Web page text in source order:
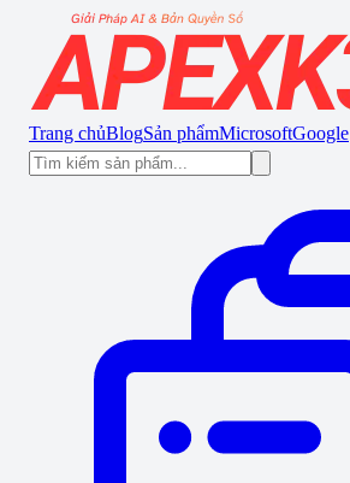
Trang chủBlogSản phẩmMicrosoftGoogle